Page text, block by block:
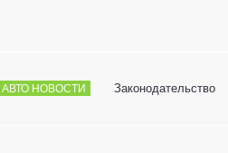
АВТО НОВОСТИ Законодательство